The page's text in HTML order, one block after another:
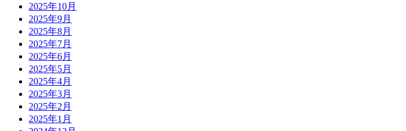
2025年10月
2025年9月
2025年8月
2025年7月
2025年6月
2025年5月
2025年4月
2025年3月
2025年2月
2025年1月